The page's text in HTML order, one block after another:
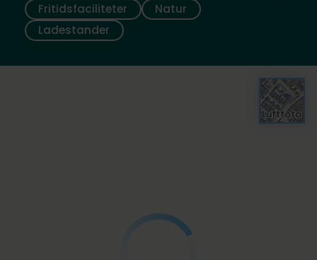
Fritidsfaciliteter
Natur
Ladestander
Luftfoto